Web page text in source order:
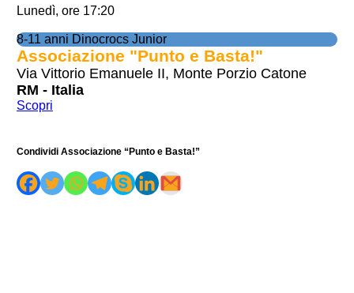
Lunedì, ore 17:20
8-11 anni Dinocrocs Junior
Associazione "Punto e Basta!"
Via Vittorio Emanuele II, Monte Porzio Catone
RM - Italia
Scopri
Condividi Associazione “Punto e Basta!”